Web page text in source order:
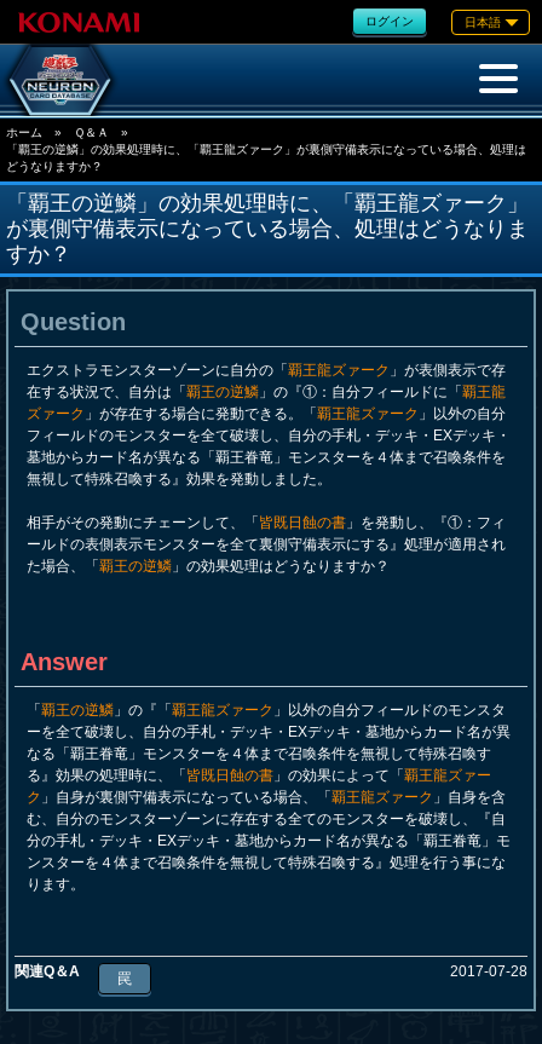
ログイン 日本語
ホーム » Ｑ＆Ａ
»
「覇王の逆鱗」の効果処理時に、「覇王龍ズァーク」が裏側守備表示になっている場合、処理は
どうなりますか？
「覇王の逆鱗」の効果処理時に、「覇王龍ズァーク」
が裏側守備表示になっている場合、処理はどうなりま
すか？
Question
エクストラモンスターゾーンに自分の「 覇王龍ズァーク 」が表側表示で存
在する状況で、自分は「 覇王の逆鱗 」の『①：自分フィールドに「 覇王龍
ズァーク 」が存在する場合に発動できる。「 覇王龍ズァーク 」以外の自分
フィールドのモンスターを全て破壊し、自分の手札・デッキ・EXデッキ・
墓地からカード名が異なる「覇王眷竜」モンスターを４体まで召喚条件を
無視して特殊召喚する』効果を発動しました。
相手がその発動にチェーンして、「 皆既日蝕の書 」を発動し、『①：フィ
ールドの表側表示モンスターを全て裏側守備表示にする』処理が適用され
た場合、「 覇王の逆鱗 」の効果処理はどうなりますか？
Answer
「 覇王の逆鱗 」の『「 覇王龍ズァーク 」以外の自分フィールドのモンスタ
ーを全て破壊し、自分の手札・デッキ・EXデッキ・墓地からカード名が異
なる「覇王眷竜」モンスターを４体まで召喚条件を無視して特殊召喚す
る』効果の処理時に、「 皆既日蝕の書 」の効果によって「 覇王龍ズァー
ク 」自身が裏側守備表示になっている場合、「 覇王龍ズァーク 」自身を含
む、自分のモンスターゾーンに存在する全てのモンスターを破壊し、『自
分の手札・デッキ・EXデッキ・墓地からカード名が異なる「覇王眷竜」モ
ンスターを４体まで召喚条件を無視して特殊召喚する』処理を行う事にな
ります。
関連Q＆A 罠 2017-07-28